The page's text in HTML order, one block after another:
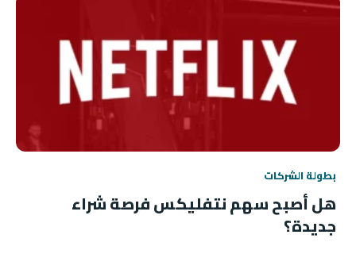
بطولة الشركات
هل أصبح سهم نتفليكس فرصة شراء
جديدة؟